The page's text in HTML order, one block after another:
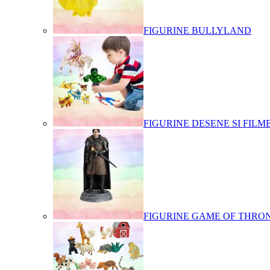
FIGURINE BULLYLAND
FIGURINE DESENE SI
FIGURINE GAME OF